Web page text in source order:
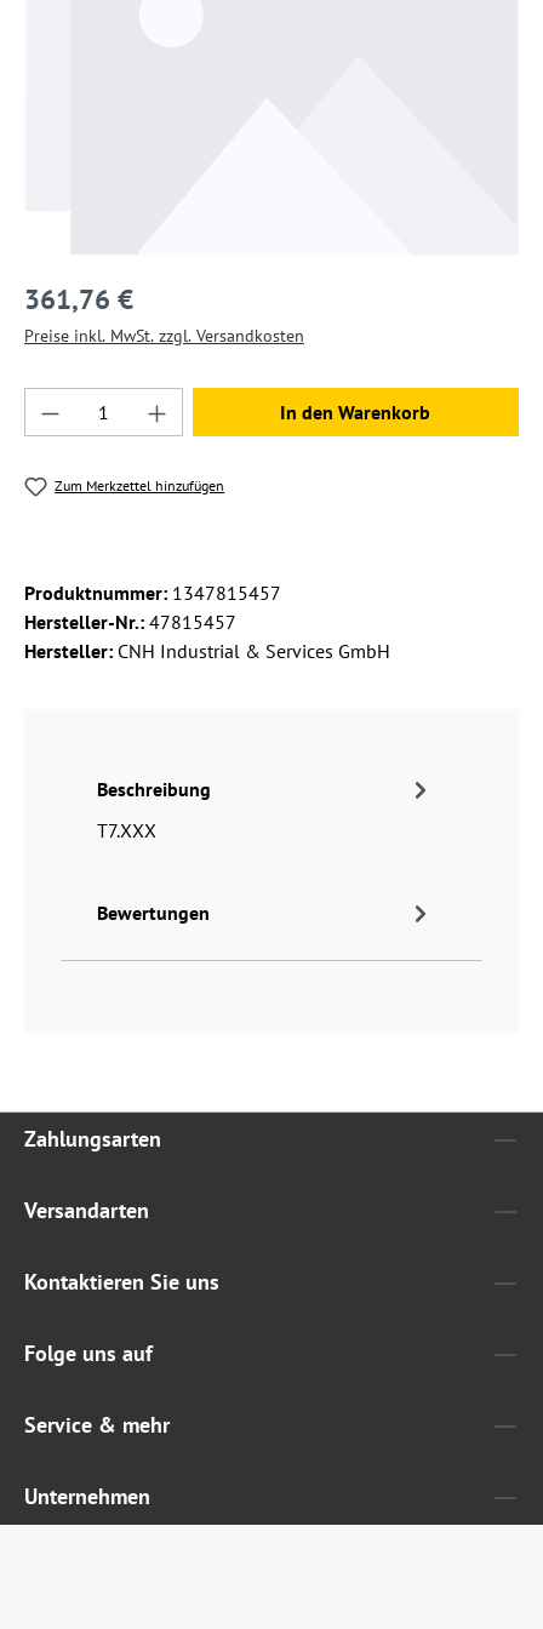
361,76 €
Preise inkl. MwSt. zzgl. Versandkosten
Produkt Anzahl: Gib den gewünschten
In den Warenkorb
Zum Merkzettel hinzufügen
Produktnummer: 1347815457
Hersteller-Nr.: 47815457
Hersteller: CNH Industrial & Services GmbH
Beschreibung
T7.XXX
Bewertungen
Zahlungsarten
Versandarten
Kontaktieren Sie uns
Folge uns auf
Service & mehr
Unternehmen